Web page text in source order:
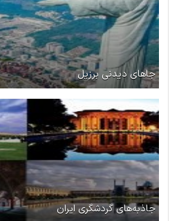
جاهای دیدنی برزیل
جاذبه‌های گردشگری ایران